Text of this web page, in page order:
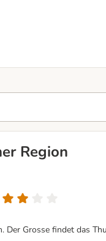
Region
Der Grosse findet das